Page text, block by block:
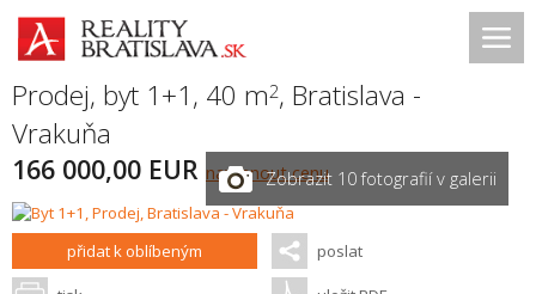
Prodej, byt 1+1, 40 m2, Bratislava -
Vrakuňa
166 000,00 EUR navrhnout cenuZobrazit 10 fotografií v galerii
přidat k oblíbeným poslat